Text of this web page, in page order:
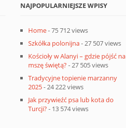
NAJPOPULARNIEJSZE WPISY
Home- 75 712 views
Szkółka polonijna- 27 507 views
Kościoły w Alanyi – gdzie pójść na
mszę świętą?- 27 505 views
Tradycyjne topienie marzanny
2025- 24 222 views
Jak przywieźć psa lub kota do
Turcji?- 13 574 views